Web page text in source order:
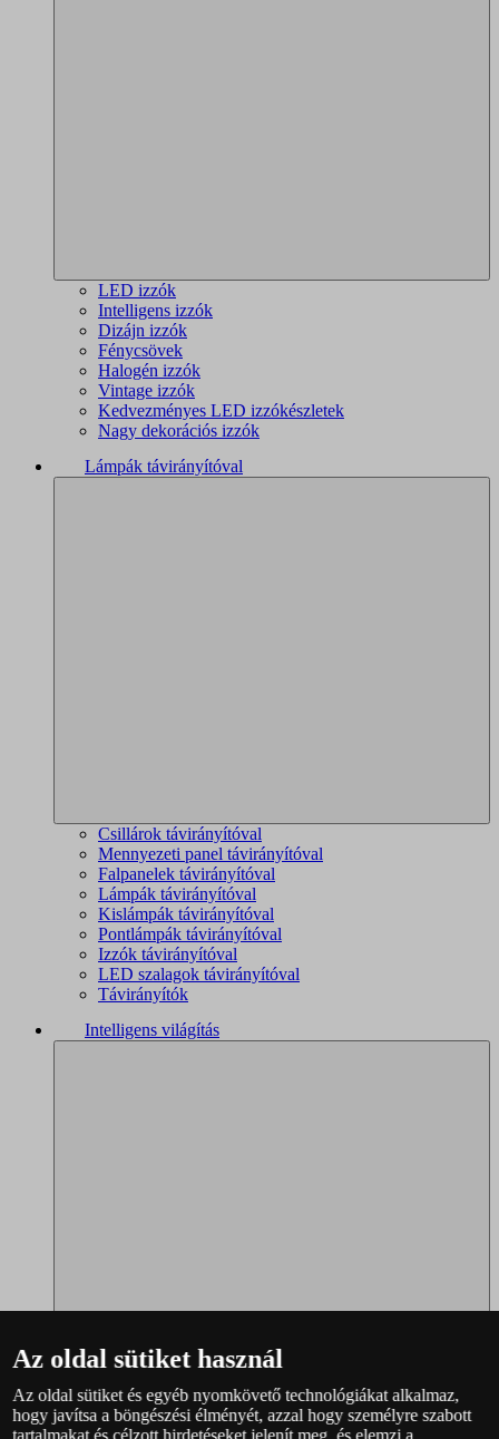
LED izzók
Intelligens izzók
Dizájn izzók
Fénycsövek
Halogén izzók
Vintage izzók
Kedvezményes LED izzókészletek
Nagy dekorációs izzók
Lámpák távirányítóval
Csillárok távirányítóval
Mennyezeti panel távirányítóval
Falpanelek távirányítóval
Lámpák távirányítóval
Kislámpák távirányítóval
Pontlámpák távirányítóval
Izzók távirányítóval
LED szalagok távirányítóval
Távirányítók
Intelligens világítás
Philips Hue – teljes választék
Immax NEO - teljes választék
Az oldal sütiket használ
Az oldal sütiket és egyéb nyomkövető technológiákat alkalmaz,
hogy javítsa a böngészési élményét, azzal hogy személyre szabott
tartalmakat és célzott hirdetéseket jelenít meg, és elemzi a